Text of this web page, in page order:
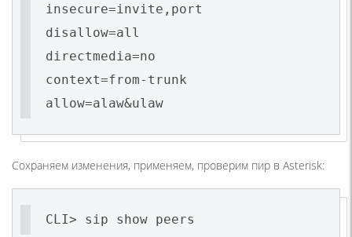
insecure=invite,port
disallow=all
directmedia=no
context=from-trunk
Сохраняем изменения, применяем, проверим пир в Asterisk:
CLI> sip show peers